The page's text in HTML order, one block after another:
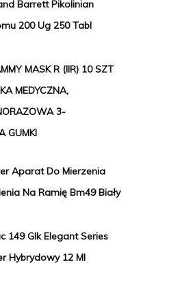
Barrett Pikolinian
200 Ug 250 Tabl
MASK R (IIR) 10 SZT
MEDYCZNA,
3-
GUMKI
Aparat Do Mierzenia
Na Ramię Bm49 Biały
149 Glk Elegant Series
Hybrydowy 12 Ml